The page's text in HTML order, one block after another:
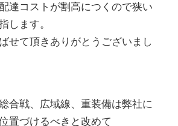
達コストが割高につくので狭い
します。
せて頂きありがとうございまし
合戦、広域線、重装備は弊社に
置づけるべきと改めて